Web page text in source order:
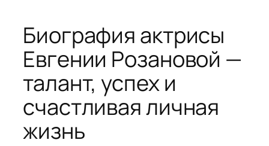
Биография актрисы
Евгении Розановой —
талант, успех и
счастливая личная
жизнь